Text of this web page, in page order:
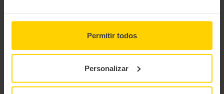
Permitir todos
Personalizar